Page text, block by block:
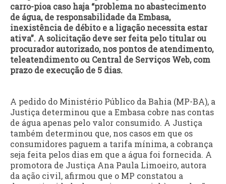
carro-pioa caso haja “problema no abastecimento
de água, de responsabilidade da Embasa,
inexistência de débito e a ligação necessita estar
ativa”. A solicitação deve ser feita pelo titular ou
procurador autorizado, nos pontos de atendimento,
teleatendimento ou Central de Serviços Web, com
prazo de execução de 5 dias.
A pedido do Ministério Público da Bahia (MP-BA), a
Justiça determinou que a Embasa cobre nas contas
de água apenas pelo valor consumido. A Justiça
também determinou que, nos casos em que os
consumidores paguem a tarifa mínima, a cobrança
seja feita pelos dias em que a água foi fornecida. A
promotora de Justiça Ana Paula Limoeiro, autora
da ação civil, afirmou que o MP constatou a